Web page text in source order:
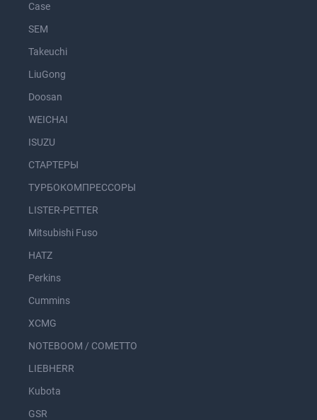
Case
SEM
Takeuchi
LiuGong
Doosan
WEICHAI
ISUZU
СТАРТЕРЫ
ТУРБОКОМПРЕССОРЫ
LISTER-PETTER
Mitsubishi Fuso
HATZ
Perkins
Cummins
XCMG
NOTEBOOM / COMETTO
LIEBHERR
Kubota
GSR